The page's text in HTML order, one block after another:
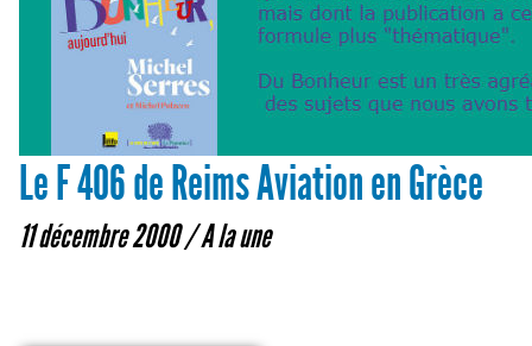
Le F 406 de Reims Aviation en Grèce
11 décembre 2000 /A la une